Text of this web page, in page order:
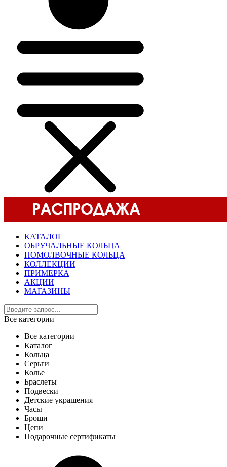
КАТАЛОГ
ОБРУЧАЛЬНЫЕ КОЛЬЦА
ПОМОЛВОЧНЫЕ КОЛЬЦА
КОЛЛЕКЦИИ
ПРИМЕРКА
АКЦИИ
МАГАЗИНЫ
Все категории
Все категории
Каталог
Кольца
Серьги
Колье
Браслеты
Подвески
Детские украшения
Часы
Броши
Цепи
Подарочные сертификаты